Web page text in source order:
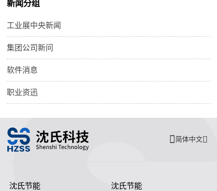
新闻分组
工业展中央新闻
集团公司新问
软件消息
职业资迅
简体中文
沈氏节能 沈氏节能